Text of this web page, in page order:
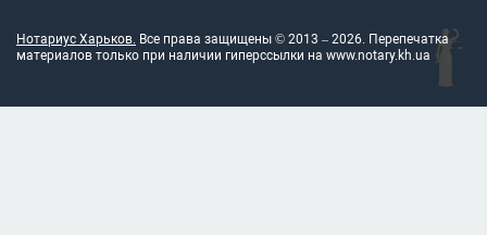
Нотариус Харьков. Все права защищены © 2013 – 2026. Перепечатка
материалов только при наличии гиперссылки на www.notary.kh.ua